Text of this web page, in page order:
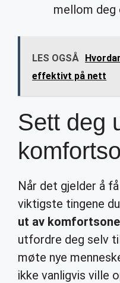
mellom deg
LES OGSÅ
effektivt på nett
Sett deg
Når det gjelder å
viktigste tingene
ut av
utfordre deg selv
møte nye
ikke vanligvis ville